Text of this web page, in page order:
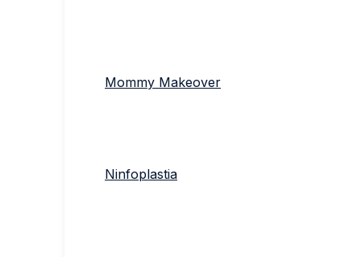
Mommy Makeover
Ninfoplastia